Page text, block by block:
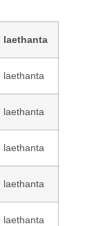
laethanta
laethanta
laethanta
laethanta
laethanta
laethanta